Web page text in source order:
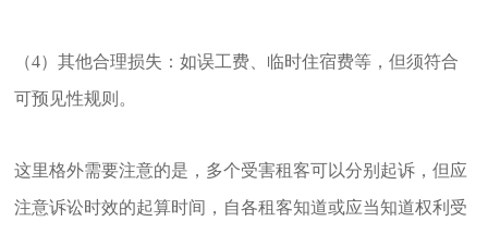
（4）其他合理损失：如误工费、临时住宿费等，但须符合
可预见性规则 。
这里格外需要注意的是，多个受害租客可以分别起诉，但应
注意诉讼时效的起算时间，自各租客知道或应当知道权利受